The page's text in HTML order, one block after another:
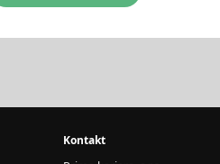
Kontakt